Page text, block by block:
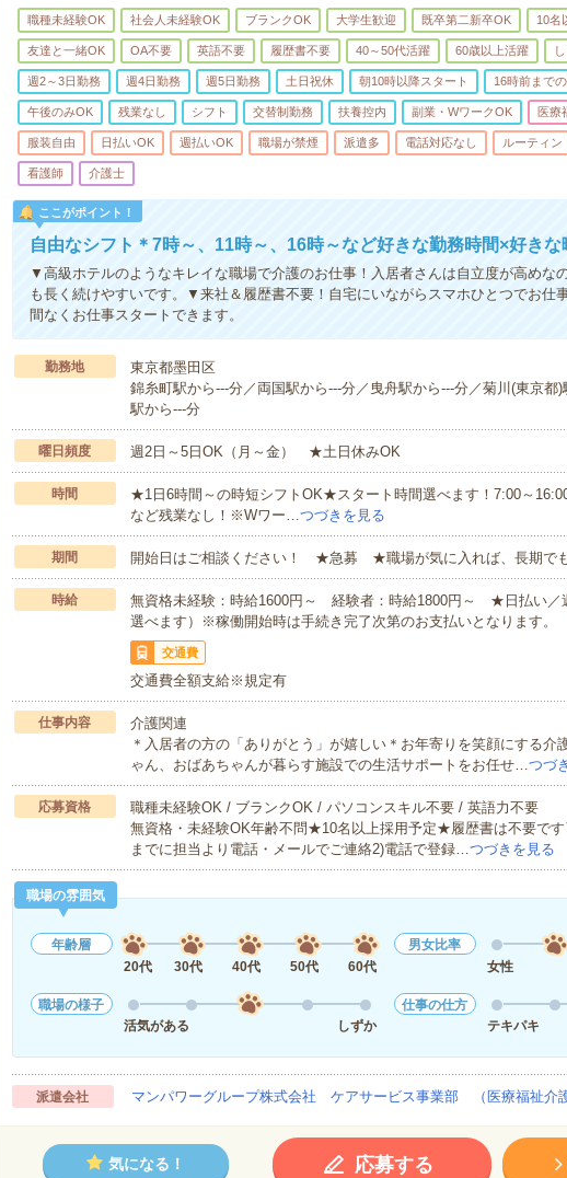
職種未経験OK 社会人未経験OK ブランクOK 大学生歓迎 既卒第二新卒OK 10名
友達と一緒OK OA不要 英語不要 履歴書不要 40～50代活躍 60歳以上活躍
週2～3日勤務 週4日勤務 週5日勤務 土日祝休 朝10時以降スタート 16時前まで
午後のみOK 残業なし シフト 交替制勤務 扶養控内 副業・WワークOK 医療
服装自由 日払いOK 週払いOK 職場が禁煙 派遣多 電話対応なし ルーティン
看護師 介護士
ここがポイント！
自由なシフト＊7時～、11時～、16時～など好きな勤務時間×好きな
▼高級ホテルのようなキレイな職場で介護のお仕事！入居者さんは自立度が高めな
も長く続けやすいです。▼来社＆履歴書不要！自宅にいながらスマホひとつでお仕
間なくお仕事スタートできます。
勤務地
東京都墨田区
錦糸町駅から---分／両国駅から---分／曳舟駅から---分／菊川(東京都
駅から---分
曜日頻度 週2日～5日OK（月～金） ★土日休みOK
時間
★1日6時間～の時短シフトOK★スタート時間選べます！7:00～
など残業なし！※Wワー…つづきを見る
期間 開始日はご相談ください！ ★急募 ★職場が気に入れば、長期でも
時給
無資格未経験：時給1600円～ 経験者：時給1800円～ ★日払い／
選べます）※稼働開始時は手続き完了次第のお支払いとなります。
交通費
交通費全額支給※規定有
仕事内容
介護関連
＊入居者の方の「ありがとう」が嬉しい＊お年寄りを笑顔にする介
ゃん、おばあちゃんが暮らす施設での生活サポートをお任せ…つづ
応募資格
職種未経験OK / ブランクOK / パソコンスキル不要 / 英語力不要
無資格・未経験OK年齢不問★10名以上採用予定★履歴書は不要で
までに担当より電話・メールでご連絡2)電話で登録…つづきを見る
職場の雰囲気
年齢層
20代
30代 40代 50代 60代
男女比率
女性
職場の様子
活気がある
しずか
仕事の仕方
テキパキ
派遣会社 マンパワーグループ株式会社 ケアサービス事業部 （医療福祉介護
気になる！ 応募する